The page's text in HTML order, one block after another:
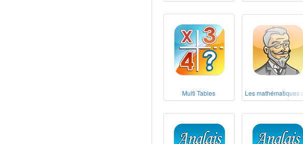
Multi Tables Les mathématiques